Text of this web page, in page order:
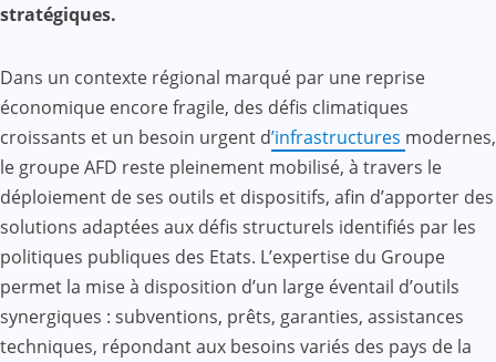
stratégiques.
Dans un contexte régional marqué par une reprise
économique encore fragile, des défis climatiques
croissants et un besoin urgent d’infrastructures modernes,
le groupe AFD reste pleinement mobilisé, à travers le
déploiement de ses outils et dispositifs, afin d’apporter des
solutions adaptées aux défis structurels identifiés par les
politiques publiques des Etats. L’expertise du Groupe
permet la mise à disposition d’un large éventail d’outils
synergiques : subventions, prêts, garanties, assistances
techniques, répondant aux besoins variés des pays de la